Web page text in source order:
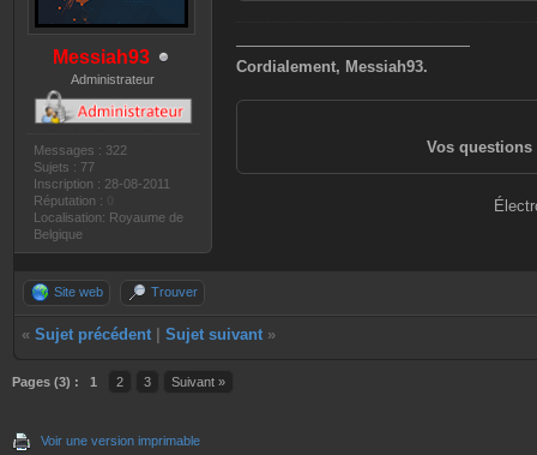
Messiah93
Administrateur
Messages : 322
Sujets : 77
Inscription : 28-08-2011
Réputation :
Localisation: Royaume de
Belgique
———————————————
Cordialement, Messiah93.
Vos questions
Site web Trouver
« Sujet précédent Sujet suivant »
Pages (3) : 1 2 3 Suivant »
Voir une version imprimable